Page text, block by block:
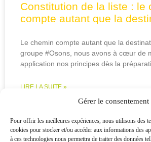
Gérer le consentement
Pour offrir les meilleures expériences, nous utilisons des
cookies pour stocker et/ou accéder aux informations des
à ces technologies nous permettra de traiter des données
Constitution de la liste : le
compte autant que la
Le chemin compte autant que la
groupe #Osons, nous avons à cœur de
application nos principes dès la
LIRE LA SUITE »
1 2 3 4 5